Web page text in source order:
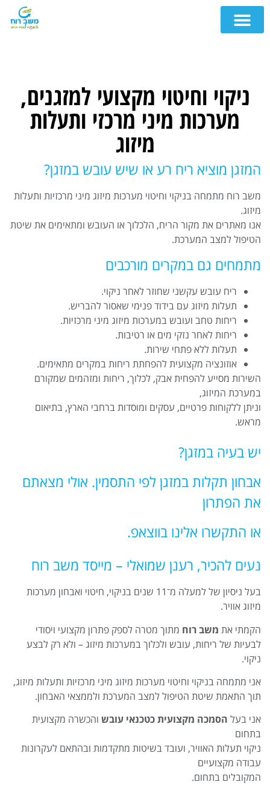
ניקוי וחיטוי מקצועי למזגנים,
מערכות מיני מרכזי ותעלות
מיזוג
המזגן מוציא ריח רע או שיש עובש במזגן?
משב רוח מתמחה בניקוי וחיטוי מערכות מיזוג מיני מרכזיות ותעלות
מיזוג.
אנו מאתרים את מקור הריח, הלכלוך או העובש ומתאימים את שיטת
הטיפול למצב המערכת.
מתמחים גם במקרים מורכבים
ריח עובש עקשני שחוזר לאחר ניקוי.
תעלות מיזוג עם בידוד פנימי שאסור להבריש.
ריחות טחב ועובש במערכות מיזוג מיני מרכזיות.
ריחות לאחר נזקי מים או רטיבות.
תעלות ללא פתחי שירות.
אוזונציה מקצועית להפחתת ריחות במקרים מתאימים.
השירות מסייע להפחית אבק, לכלוך, ריחות ומזהמים שמקורם
במערכת המיזוג,
וניתן ללקוחות פרטיים, עסקים ומוסדות ברחבי הארץ, בתיאום
מראש.
יש בעיה במזגן?
אבחון תקלות במזגן לפי התסמין. אולי מצאתם
את הפתרון
או התקשרו אלינו בווצאפ.
נעים להכיר, רענן שמואלי – מייסד משב רוח
בעל ניסיון של למעלה מ־11 שנים בניקוי, חיטוי ואבחון מערכות
מיזוג אוויר.
הקמתי את משב רוח מתוך מטרה לספק פתרון מקצועי ויסודי
לבעיות של ריחות, עובש ולכלוך במערכות מיזוג – ולא רק לבצע
ניקוי.
אני מתמחה בניקוי וחיטוי מערכות מיזוג מיני מרכזיות ותעלות מיזוג,
תוך התאמת שיטת הטיפול למצב המערכת ולממצאי האבחון.
אני בעל הסמכה מקצועית כטכנאי עובש והכשרה מקצועית
בתחום
ניקוי תעלות האוויר, ועובד בשיטות מתקדמות ובהתאם לעקרונות
עבודה מקצועיים
המקובלים בתחום.